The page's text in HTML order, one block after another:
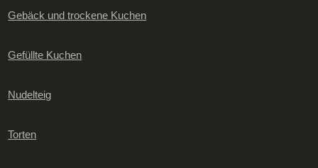
Gebäck und trockene Kuchen
Gefüllte Kuchen
Nudelteig
Torten